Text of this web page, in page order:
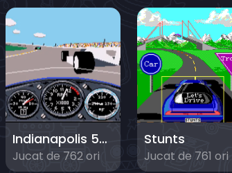
Indianapolis 500: The Simulation
Jucat de 762 ori
Stunts
Jucat de 761 ori